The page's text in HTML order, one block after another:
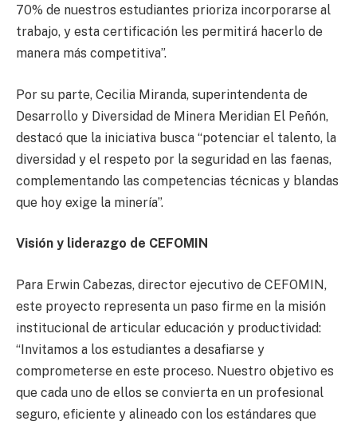
70% de nuestros estudiantes prioriza incorporarse al
trabajo, y esta certificación les permitirá hacerlo de
manera más competitiva”.
Por su parte, Cecilia Miranda, superintendenta de
Desarrollo y Diversidad de Minera Meridian El Peñón,
destacó que la iniciativa busca “potenciar el talento, la
diversidad y el respeto por la seguridad en las faenas,
complementando las competencias técnicas y blandas
que hoy exige la minería”.
Visión y liderazgo de CEFOMIN
Para Erwin Cabezas, director ejecutivo de CEFOMIN,
este proyecto representa un paso firme en la misión
institucional de articular educación y productividad:
“Invitamos a los estudiantes a desafiarse y
comprometerse en este proceso. Nuestro objetivo es
que cada uno de ellos se convierta en un profesional
seguro, eficiente y alineado con los estándares que